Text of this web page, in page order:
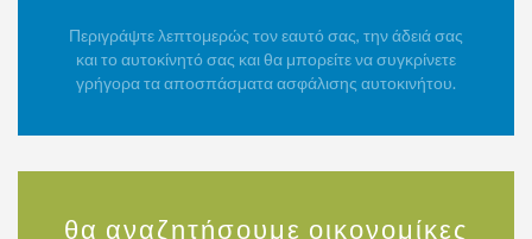
Περιγράψτε λεπτομερώς τον εαυτό σας, την άδειά σας
και το αυτοκίνητό σας και θα μπορείτε να συγκρίνετε
γρήγορα τα αποσπάσματα ασφάλισης αυτοκινήτου.
θα αναζητήσουμε οικονομίκες